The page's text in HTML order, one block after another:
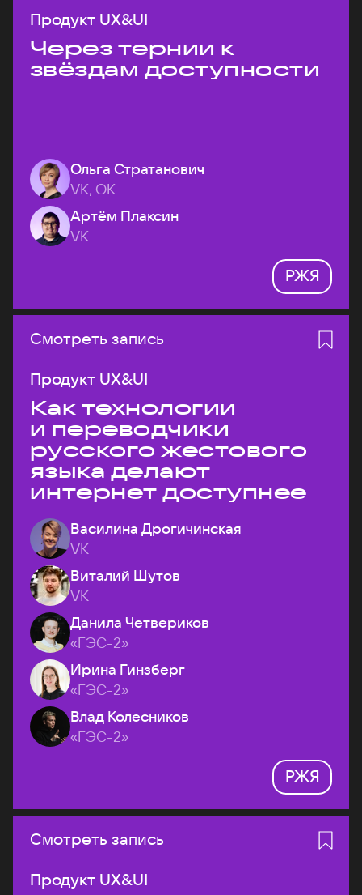
Продукт UX&UI
Через тернии к
звёздам доступности
Ольга Стратанович
VK, ОК
Артём Плаксин
VK
РЖЯ
Смотреть запись
Продукт UX&UI
Как технологии
и переводчики
русского жестового
языка делают
интернет доступнее
Василина Дрогичинская
VK
Виталий Шутов
VK
Данила Четвериков
«ГЭС-2»
Ирина Гинзберг
«ГЭС-2»
Влад Колесников
«ГЭС-2»
РЖЯ
Смотреть запись
Продукт UX&UI